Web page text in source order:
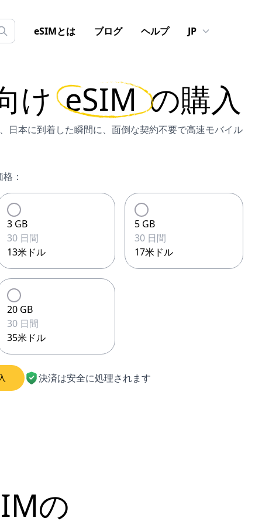
eSIMとは ブログ ヘルプ JP
け eSIM の購入
日本に到着した瞬間に、面倒な契約不要で高速モバイル
：
3 GB
30 日間
13米ドル
5 GB
30 日間
17米ドル
20 GB
30 日間
35米ドル
決済は安全に処理されます
の